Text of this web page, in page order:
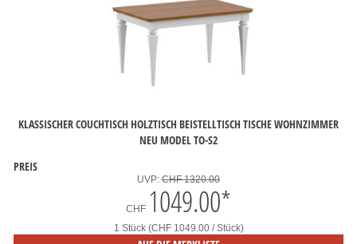
KLASSISCHER COUCHTISCH HOLZTISCH BEISTELLTISCH TISCHE WOHNZIMMER
NEU MODEL TO-S2
PREIS
UVP: CHF 1320.00
CHF 1049.00*
1 Stück (CHF 1049.00 / Stück)